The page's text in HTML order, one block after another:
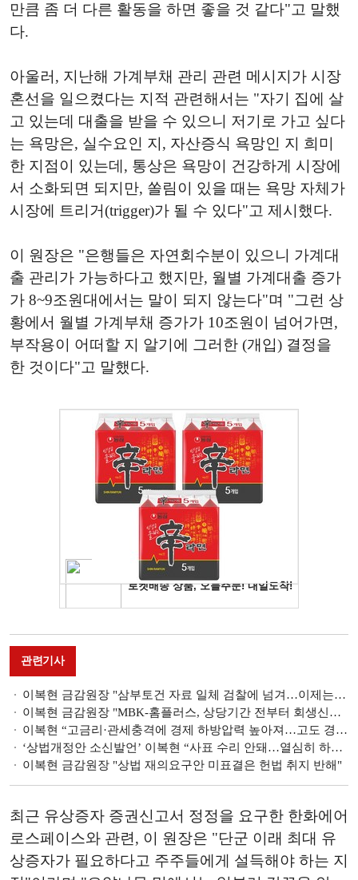
만큼 좀 더 다른 활동을 하면 좋을 것 같다"고 말했
다.
아울러, 지난해 가계부채 관리 관련 메시지가 시장
혼선을 일으켰다는 지적 관련해서는 "자기 집에 살
고 있는데 대출을 받을 수 있으니 저기로 가고 싶다
는 욕망은, 실수요인 지, 자산증식 욕망인 지 희미
한 지점이 있는데, 통상은 욕망이 건강하게 시장에
서 소화되면 되지만, 쏠림이 있을 때는 욕망 자체가
시장에 트리거(trigger)가 될 수 있다"고 제시했다.
이 원장은 "은행들은 자연회수분이 있으니 가계대
출 관리가 가능하다고 했지만, 월별 가계대출 증가
가 8~9조원대에서는 말이 되지 않는다"며 "그런 상
황에서 월별 가계부채 증가가 10조원이 넘어가면,
부작용이 어떠할 지 알기에 그러한 (개입) 결정을
한 것이다"고 말했다.
관련기사
이복현 금감원장 "삼부토건 자료 일체 검찰에 넘겨…이제는 검찰의 시간"
이복현 금감원장 "MBK-홈플러스, 상당기간 전부터 회생신청 계획…증거 확보해 검찰 이첩"
이복현 “고금리·관세충격에 경제 하방압력 높아져…고도 경계해야”
‘상법개정안 소신발언’ 이복현 “사표 수리 안돼…열심히 하겠다”
이복현 금감원장 "상법 재의요구안 미표결은 헌법 취지 반해"
최근 유상증자 증권신고서 정정을 요구한 한화에어
로스페이스와 관련, 이 원장은 "단군 이래 최대 유
상증자가 필요하다고 주주들에게 설득해야 하는 지